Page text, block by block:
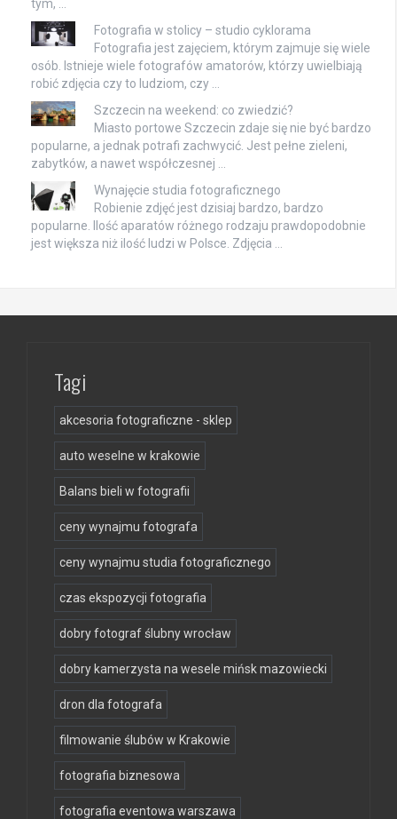
tym, …
Fotografia w stolicy – studio cyklorama
Fotografia jest zajęciem, którym zajmuje się wiele
osób. Istnieje wiele fotografów amatorów, którzy uwielbiają
robić zdjęcia czy to ludziom, czy …
Szczecin na weekend: co zwiedzić?
Miasto portowe Szczecin zdaje się nie być bardzo
popularne, a jednak potrafi zachwycić. Jest pełne zieleni,
zabytków, a nawet współczesnej …
Wynajęcie studia fotograficznego
Robienie zdjęć jest dzisiaj bardzo, bardzo
popularne. Ilość aparatów różnego rodzaju prawdopodobnie
jest większa niż ilość ludzi w Polsce. Zdjęcia …
Tagi
akcesoria fotograficzne - sklep
auto weselne w krakowie
Balans bieli w fotografii
ceny wynajmu fotografa
ceny wynajmu studia fotograficznego
czas ekspozycji fotografia
dobry fotograf ślubny wrocław
dobry kamerzysta na wesele mińsk mazowiecki
dron dla fotografa
filmowanie ślubów w Krakowie
fotografia biznesowa
fotografia eventowa warszawa